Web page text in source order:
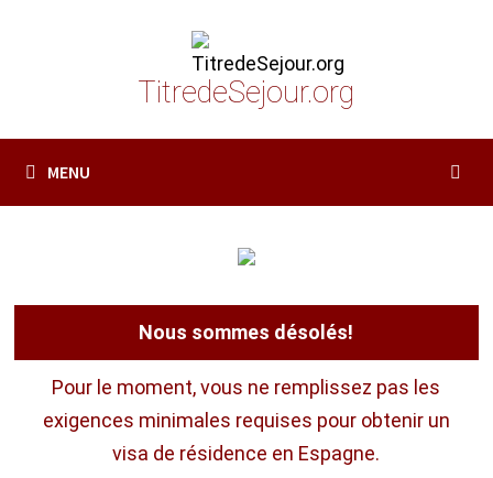
TitredeSejour.org
MENU
Nous sommes désolés!
Pour le moment, vous ne remplissez pas les
exigences minimales requises pour obtenir un
visa de résidence en Espagne.